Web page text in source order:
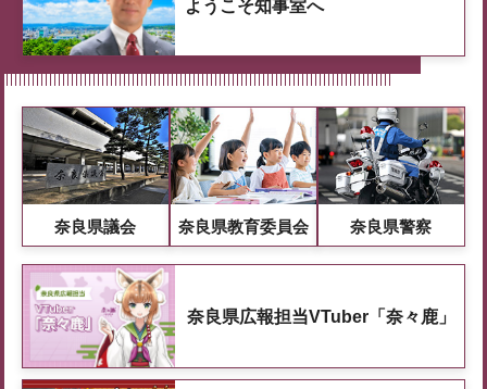
ようこそ知事室へ
奈良県議会 奈良県教育委員会 奈良県警察
奈良県広報担当VTuber「奈々鹿」